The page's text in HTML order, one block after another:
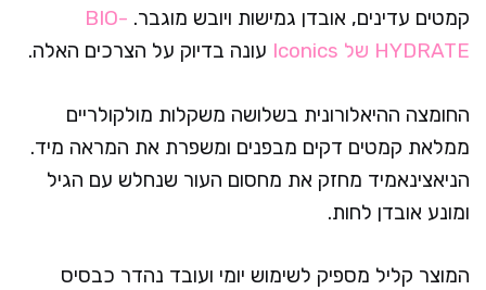
קמטים עדינים, אובדן גמישות ויובש מוגבר. BIO-
HYDRATE של Iconics
עונה בדיוק על הצרכים האלה.
החומצה ההיאלורונית בשלושה משקלות מולקולריים
ממלאת קמטים דקים מבפנים ומשפרת את המראה מיד.
הניאצינאמיד מחזק את מחסום העור שנחלש עם הגיל
ומונע אובדן לחות.
המוצר קליל מספיק לשימוש יומי ועובד נהדר כבסיס